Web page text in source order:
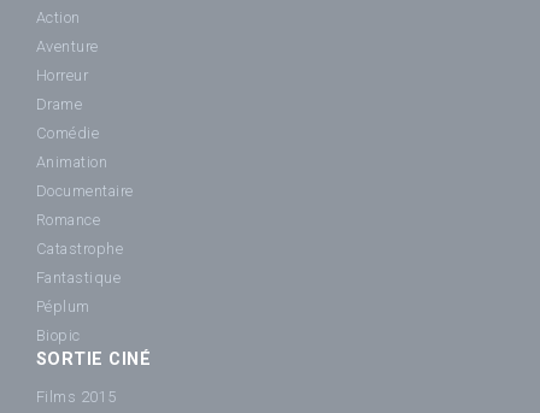
Action
Aventure
Horreur
Drame
Comédie
Animation
Documentaire
Romance
Catastrophe
Fantastique
Péplum
Biopic
SORTIE CINÉ
Films 2015